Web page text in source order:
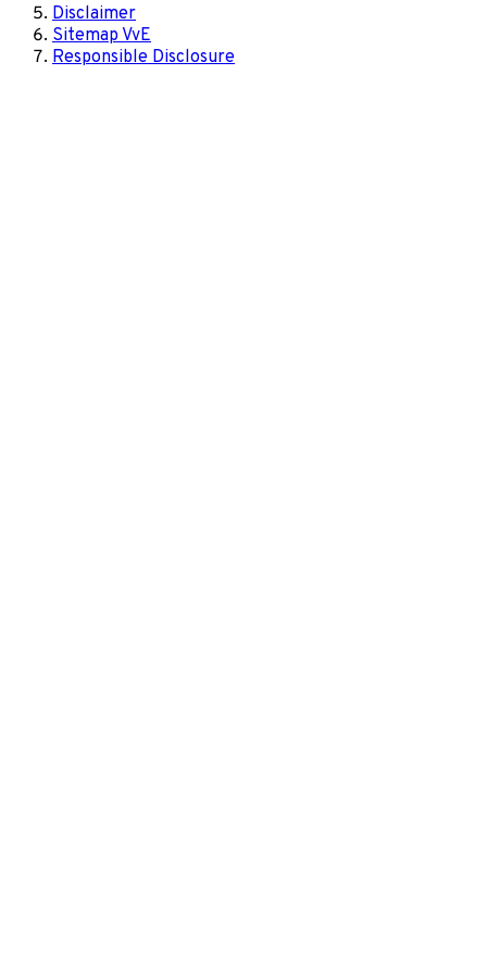
Disclaimer
Sitemap VvE
Responsible Disclosure